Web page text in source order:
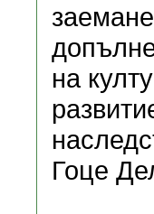
на
Гоце